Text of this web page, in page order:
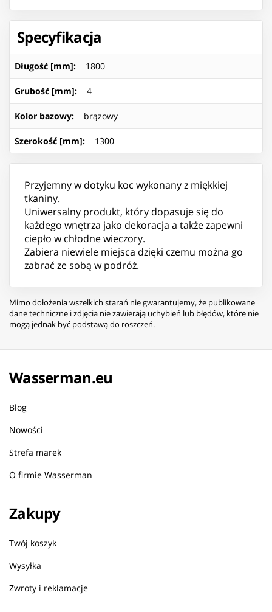
Specyfikacja
Długość [mm]: 1800
Grubość [mm]: 4
Kolor bazowy: brązowy
Szerokość [mm]: 1300
Przyjemny w dotyku koc wykonany z miękkiej
tkaniny.
Uniwersalny produkt, który dopasuje się do
każdego wnętrza jako dekoracja a także zapewni
ciepło w chłodne wieczory.
Zabiera niewiele miejsca dzięki czemu można go
zabrać ze sobą w podróż.
Mimo dołożenia wszelkich starań nie gwarantujemy, że publikowane
dane techniczne i zdjęcia nie zawierają uchybień lub błędów, które nie
mogą jednak być podstawą do roszczeń.
Wasserman.eu
Blog
Nowości
Strefa marek
O firmie Wasserman
Zakupy
Twój koszyk
Wysyłka
Zwroty i reklamacje